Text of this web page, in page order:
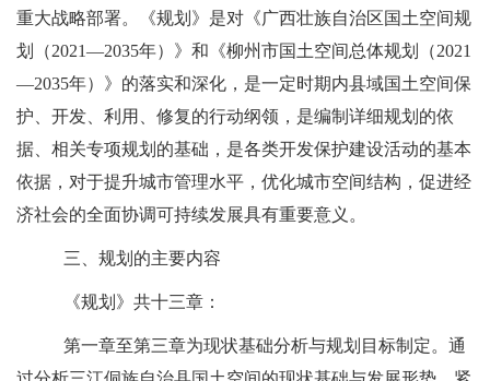
重大战略部署。
《规划》是对《广西壮族自治区国土空间规
划（2021—2035年）》和《柳州市国土空间总体规划（2021
—2035年）》的落实和深化，是一定时期内县域国土空间保
护、开发、利用、修复的行动纲领，是编制详细规划的依
据、相关专项规划的基础， 是各类开发保护建设活动的基本
依据，对于提升城市管理水平，优化城市空间结构，促进经
济社会的全面协调可持续发展具有重要意义。
三、规划的主要内容
《规划》共十三章：
第一章至第三章为现状基础分析与规划目标制定。通